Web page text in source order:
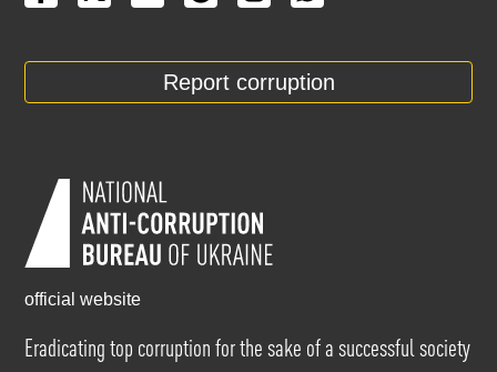
Report corruption
official website
Eradicating top corruption for the sake of a successful society